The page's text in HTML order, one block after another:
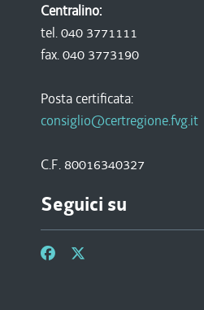
Centralino:
tel. 040 3771111
fax. 040 3773190
Posta certificata:
consiglio@certregione.fvg.it
C.F. 80016340327
Seguici su